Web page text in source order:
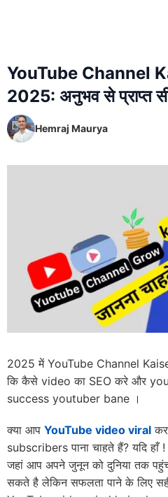
YouTube Channel
2025: अनुभव से प्राप्त
Hemraj Maurya
2025 में YouTube Channel
कि कैसे video का SEO करे और
success youtuber bane ।
क्या आप YouTube video viral
subscribers पाना चाहते हैं? यदि हाँ
जहां आप अपने जुनून को दुनिया तक
सकते है लेकिन सफलता पाने के लिए